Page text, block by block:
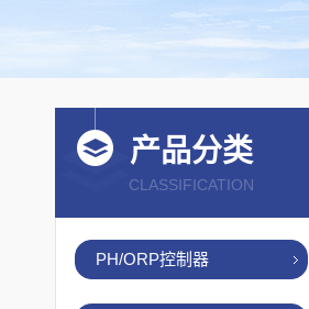
产品分类
CLASSIFICATION
PH/ORP控制器